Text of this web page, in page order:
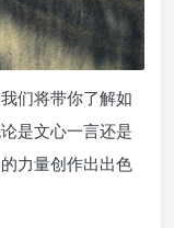
们将带你了解如
是文心一言还是
力量创作出出色